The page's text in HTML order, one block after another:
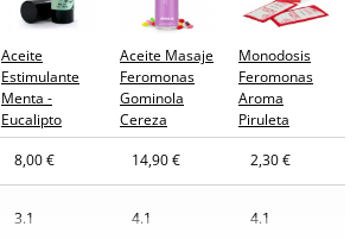
Paquete discreto y sin distintivos
3 años de garantía
El en 24 horas hábiles (fecha estimada)
Aceite
Estimulante
Menta -
Eucalipto
Aceite Masaje
Feromonas
Gominola
Cereza
Monodosis
Feromonas
Aroma
Piruleta
8,00 € 14,90 € 2,30 €
3.1 4.1 4.1